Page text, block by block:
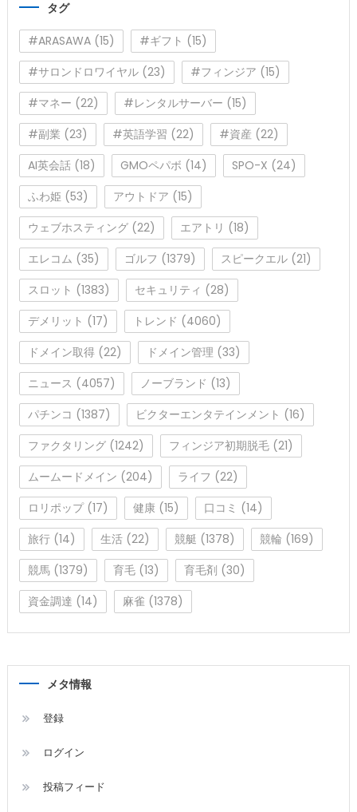
タグ
#ARASAWA(15) #ギフト (15)
#サロンドロワイヤル(23) #フィンジア (15)
#マネー (22) #レンタルサーバー (15)
#副業 (23) #英語学習 (22) #資産 (22)
AI英会話(18) GMOペパボ (14) SPO-X (24)
ふわ姫 (53) アウトドア (15)
ウェブホスティング(22) エアトリ (18)
エレコム (35) ゴルフ (1379) スピークエル(21)
スロット (1383) セキュリティ (28)
デメリット (17) トレンド (4060)
ドメイン取得(22) ドメイン管理 (33)
ニュース (4057) ノーブランド (13)
パチンコ (1387) ビクターエンタテインメント (16)
ファクタリング(1242) フィンジア初期脱毛(21)
ムームードメイン (204) ライフ (22)
ロリポップ(17) 健康(15) 口コミ (14)
旅行(14) 生活(22) 競艇 (1378) 競輪 (169)
競馬(1379) 育毛(13) 育毛剤 (30)
資金調達 (14) 麻雀 (1378)
メタ情報
登録
ログイン
投稿フィード